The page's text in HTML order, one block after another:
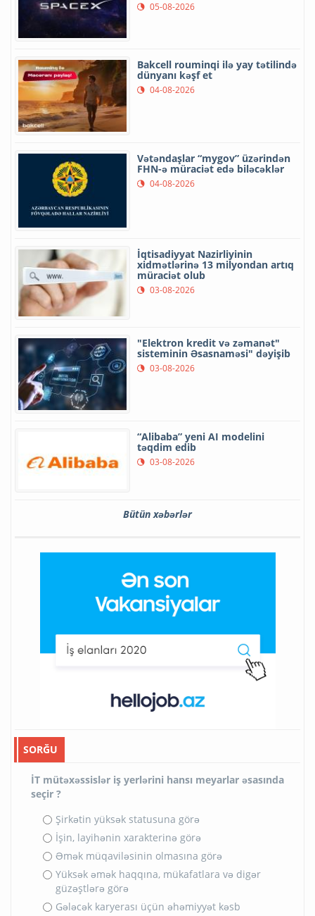
05-08-2026
Bakcell rouminqi ilə yay tətilində
dünyanı kəşf et
04-08-2026
Vətəndaşlar “mygov” üzərindən
FHN-ə müraciət edə biləcəklər
04-08-2026
İqtisadiyyat Nazirliyinin
xidmətlərinə 13 milyondan artıq
müraciət olub
03-08-2026
"Elektron kredit və zəmanət"
sisteminin Əsasnaməsi" dəyişib
03-08-2026
“Alibaba” yeni AI modelini
təqdim edib
03-08-2026
Bütün xəbərlər
SORĞU
İT mütəxəssislər iş yerlərini hansı meyarlar əsasında
seçir ?
Şirkətin yüksək statusuna görə
İşin, layihənin xarakterinə görə
Əmək müqaviləsinin olmasına görə
Yüksək əmək haqqına, mükafatlara və digər
güzəştlərə görə
Gələcək karyerası üçün əhəmiyyət kəsb